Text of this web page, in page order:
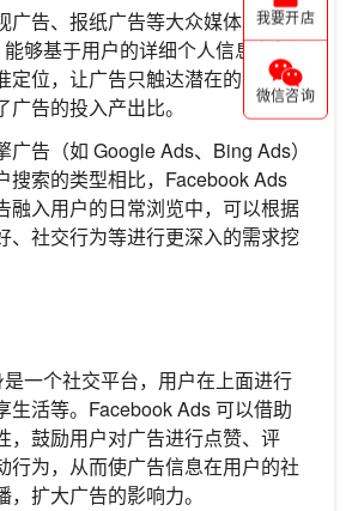
广告、报纸广告等大众媒体广告，
够基于用户的详细个人信息和行
定位，让广告只触达潜在的目标客
告的投入产出比。
广告（如 Google Ads、Bing Ads）
搜索的类型相比，Facebook Ads
融入用户的日常浏览中，可以根据
、社交行为等进行更深入的需求挖
一个社交平台，用户在上面进行
生活等。Facebook Ads 可以借助
，鼓励用户对广告进行点赞、评
行为，从而使广告信息在用户的社
，扩大广告的影响力。
我要开店
微信咨询